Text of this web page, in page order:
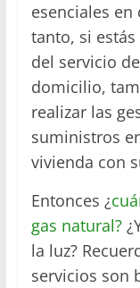
esenciales
tanto, si
del servicio
domicilio,
realizar las
suministros
vivienda con
Entonces ¿
gas natural?
la luz?
servicios son